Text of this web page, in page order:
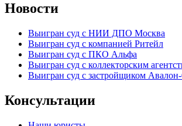
Новости
Выигран суд с НИИ ДПО Москва
Выигран суд с компанией Ритейл
Выигран суд с ПКО Альфа
Выигран суд с коллекторским
Выигран суд с застройщиком
Консультации